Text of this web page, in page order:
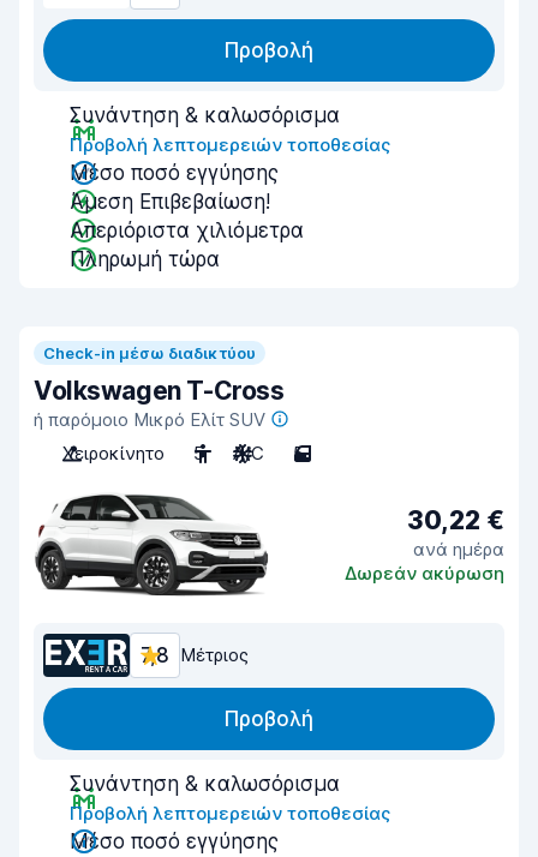
Προβολή
Συνάντηση & καλωσόρισμα
Προβολή λεπτομερειών τοποθεσίας
Μέσο ποσό εγγύησης
Άμεση Επιβεβαίωση!
Απεριόριστα χιλιόμετρα
Πληρωμή τώρα
Check-in μέσω διαδικτύου
Volkswagen T-Cross
ή παρόμοιο Μικρό Ελίτ SUV
Χειροκίνητο
5 A/C 5
30,22 €
ανά ημέρα
Δωρεάν ακύρωση
7,8 Μέτριος
Προβολή
Συνάντηση & καλωσόρισμα
Προβολή λεπτομερειών τοποθεσίας
Μέσο ποσό εγγύησης